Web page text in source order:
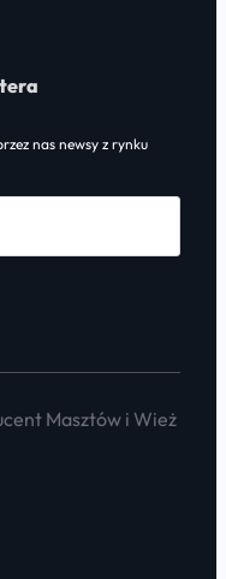
nas newsy z rynku
Masztów i Wież